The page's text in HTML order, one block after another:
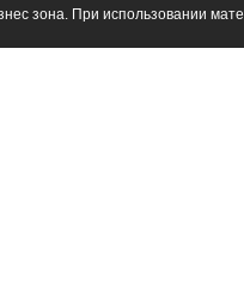
зона. При использовании